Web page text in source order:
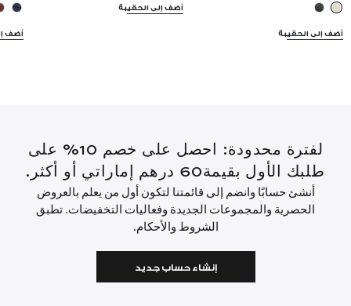
أضف إلى الحقيبة
أضف إلى الحقيبة
أضف
لفترة محدودة: احصل على خصم 10% على
طلبك الأول بقيمة60 درهم إماراتي أو أكثر.
أنشئ حسابًا وانضم إلى قائمتنا لتكون أول من يعلم بالعروض
الحصرية والمجموعات الجديدة وفعاليات التخفيضات. تطبق
الشروط والأحكام.
إنشاء حساب جديد